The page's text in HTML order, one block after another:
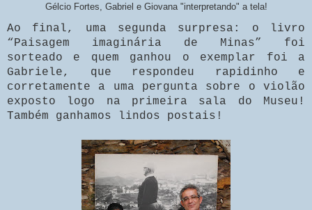
Gélcio Fortes, Gabriel e Giovana "interpretando" a tela!
Ao final, uma segunda surpresa: o livro
“Paisagem imaginária de Minas” foi
sorteado e quem ganhou o exemplar foi a
Gabriele, que respondeu rapidinho e
corretamente a uma pergunta sobre o violão
exposto logo na primeira sala do Museu!
Também ganhamos lindos postais!